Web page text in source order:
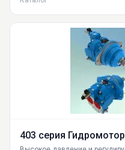
403 серия